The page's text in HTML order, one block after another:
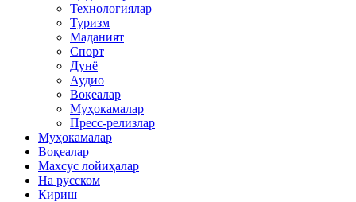
Технологиялар
Туризм
Маданият
Спорт
Дунё
Аудио
Воқеалар
Муҳокамалар
Пресс-релизлар
Муҳокамалар
Воқеалар
Махсус лойиҳалар
На русском
Кириш